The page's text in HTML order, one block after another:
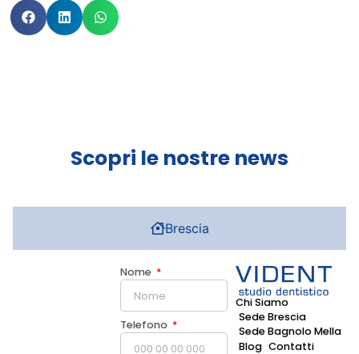
Scopri le nostre news
Brescia
Nome
Telefono
Chi Siamo
Sede Brescia
Sede Bagnolo Mella
Blog Contatti